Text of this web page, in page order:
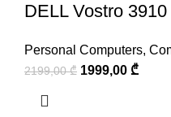
DELL Vostro
Personal Computers,
2199,00₾ 1999,00 ₾